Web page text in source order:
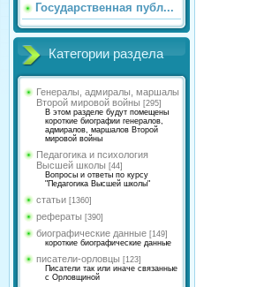
Государственная публ...
Категории раздела
Генералы, адмиралы, маршалы
Второй мировой войны [295]
В этом разделе будут помещены
короткие биографии генералов,
адмиралов, маршалов Второй
мировой войны
Педагогика и психология
Высшей школы [44]
Вопросы и ответы по курсу
"Педагогика Высшей школы"
статьи [1360]
рефераты [390]
биографические данные [149]
короткие биографические данные
писатели-орловцы [123]
Писатели так или иначе связанные
с Орловщиной